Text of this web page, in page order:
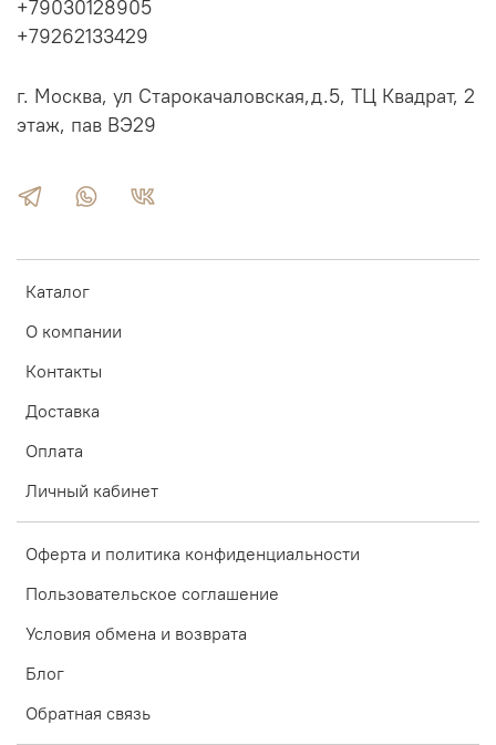
Каталог
О компании
Контакты
Доставка
Оплата
Личный кабинет
Оферта и политика конфиденциальности
Пользовательское соглашение
Условия обмена и возврата
Блог
Обратная связь
+79030128905
+79262133429
г. Москва, ул Старокачаловская,д.5, ТЦ Квадрат, 2
этаж, пав ВЭ29